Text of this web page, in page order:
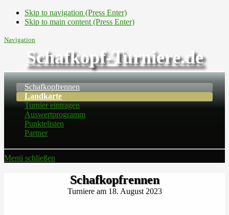
Skip to navigation (Press Enter)
Skip to main content (Press Enter)
Navigation
Schafkopf-Turniere.de
Schafkopfrennen
Landkarte
Turnier eintragen
Auswertprogramm
Punktelisten
Partner
Menü schließen
Schafkopfrennen
Turniere am 18. August 2023